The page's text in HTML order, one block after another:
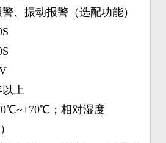
、振动报警（选配功能）
以上
；相对湿度